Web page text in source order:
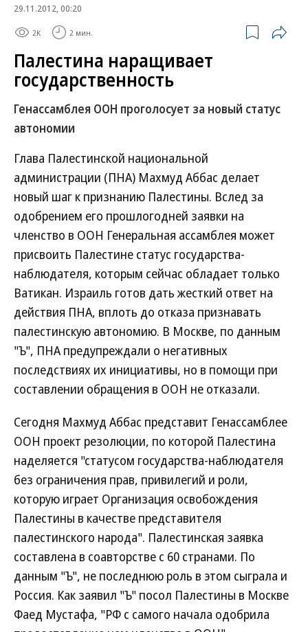
29.11.2012, 00:20
2K 2 мин.
Палестина наращивает
государственность
Генассамблея ООН проголосует за новый статус
автономии
Глава Палестинской национальной
администрации (ПНА) Махмуд Аббас делает
новый шаг к признанию Палестины. Вслед за
одобрением его прошлогодней заявки на
членство в ООН Генеральная ассамблея может
присвоить Палестине статус государства-
наблюдателя, которым сейчас обладает только
Ватикан. Израиль готов дать жесткий ответ на
действия ПНА, вплоть до отказа признавать
палестинскую автономию. В Москве, по данным
"Ъ", ПНА предупреждали о негативных
последствиях их инициативы, но в помощи при
составлении обращения в ООН не отказали.
Сегодня Махмуд Аббас представит Генассамблее
ООН проект резолюции, по которой Палестина
наделяется "статусом государства-наблюдателя
без ограничения прав, привилегий и роли,
которую играет Организация освобождения
Палестины в качестве представителя
палестинского народа". Палестинская заявка
составлена в соавторстве с 60 странами. По
данным "Ъ", не последнюю роль в этом сыграла и
Россия. Как заявил "Ъ" посол Палестины в Москве
Фаед Мустафа, "РФ с самого начала одобрила